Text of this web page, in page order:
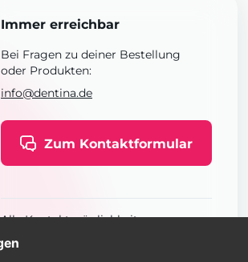
Immer erreichbar
Bei Fragen zu deiner Bestellung
oder Produkten:
info@dentina.de
Zum Kontaktformular
Alle Kontaktmöglichkeiten